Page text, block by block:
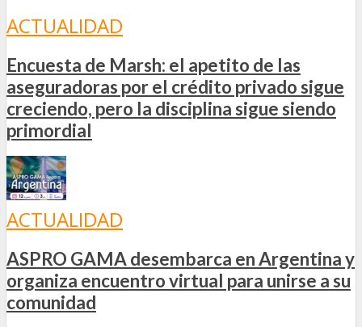
ACTUALIDAD
Encuesta de Marsh: el apetito de las
aseguradoras por el crédito privado sigue
creciendo, pero la disciplina sigue siendo
primordial
ACTUALIDAD
ASPRO GAMA desembarca en Argentina y
organiza encuentro virtual para unirse a su
comunidad